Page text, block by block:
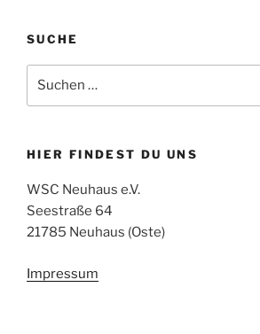
SUCHE
nach:
HIER FINDEST DU UNS
WSC Neuhaus e.V.
Seestraße 64
21785 Neuhaus (Oste)
Impressum